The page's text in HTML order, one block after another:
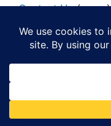
Contact Us (news)
© 2026